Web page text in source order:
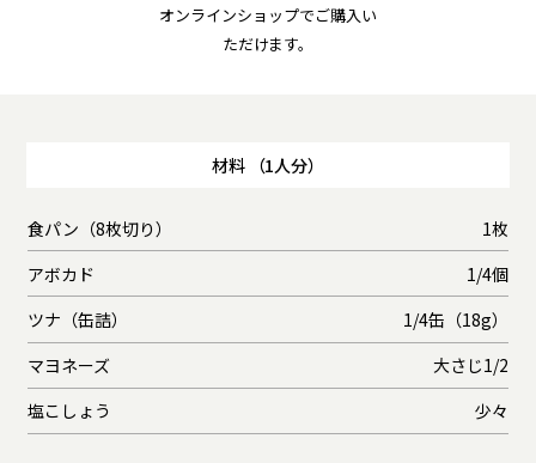
オンラインショップでご購入い
ただけます。
材料 （1人分）
食パン（8枚切り）
1枚
アボカド
1/4個
ツナ（缶詰）
1/4缶（18g）
マヨネーズ
大さじ1/2
塩こしょう
少々